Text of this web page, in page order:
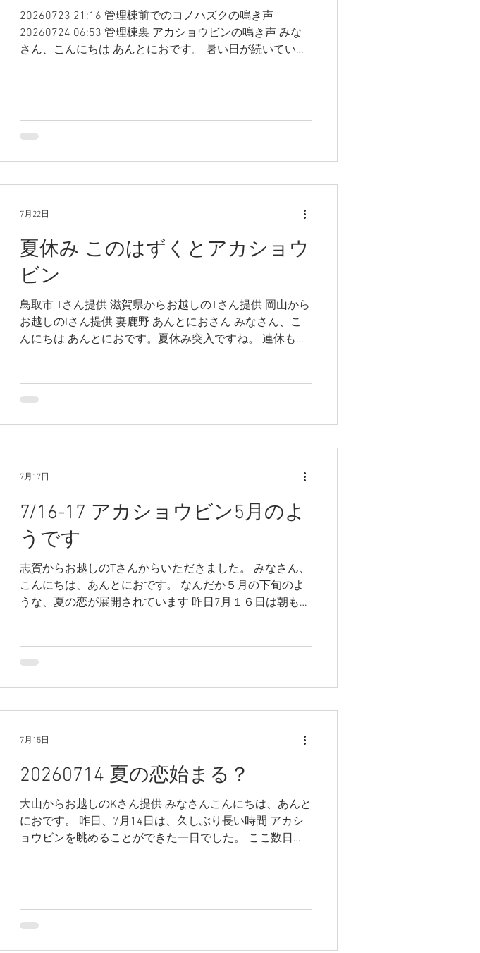
おとといとものすごい大雨で、昨日はおとうさんは定位
置にいませんでしたが、 今朝7/30は定位置に戻っていま
す。また、メスも巣箱で頑張ってたまごを抱いていま
20260723 21:16 管理棟前でのコノハズクの鳴き声
20260724 06:53 管理棟裏 アカショウビンの鳴き声 みな
さん、こんにちは あんとにおです。 暑い日が続いていま
の裏で3羽？で鳴いていたので思わず録画した映像と、 久
しぶりに、かなり管理棟の近く、カフェの上？で大きな
げばいいですね。。。。 それでは、またね～
夏休み このはずくとアカショウ
ビン
鳥取市 Tさん提供 滋賀県からお越しのTさん提供 岡山から
お越しのIさん提供 妻鹿野 あんとにおさん みなさん、こ
んにちは あんとにおです。夏休み突入ですね。 連休も多
も、常連の岡山からおいでいただいたＩさんが交流の館
奥で お取りいただいた１枚です。 今朝（7/22）も良く鳴
方1800頃スイート付近でやさしく鳴いたりもしていまし
っくり見れないかな～ で、このはずくですが、順調に抱
卵はつづいているようです。オスも上の写真の木が お気
に入りの場所のようで、おととい夕方大雨が降ったせい
か昨日の日中は姿がみつけられませんでしたが、今日
7/22も同じ場所にいます。メスはだいぶ落ち着いてきた
ようですが それでも巣箱から除く姿はなんとなく、威嚇
されているよう
7月22日
7/16-17 アカショウビン5月のよ
うです
志賀からお越しのTさんからいただきました。 みなさん、
こんにちは、あんとにおです。 なんだか５月の下旬のよ
うな、夏の恋が展開されています 昨日7月１６日は朝も午
合うと思うので頑張ってほしいですね。 最後の1枚は今日
の午前中にかなり近いところまで来てくれた久しぶりの
7月17日
20260714 夏の恋始まる？
大山からお越しのKさん提供 みなさんこんにちは、あんと
におです。 昨日、7月14日は、久しぶり長い時間 アカシ
ョウビンを眺めることができた一日でした。 ここ数日、
始まり、長い時間ではありませんが、土曜日 11日に姿が
見え始めます。 こころを躍らせるも、日曜日はあまり姿
7月15日